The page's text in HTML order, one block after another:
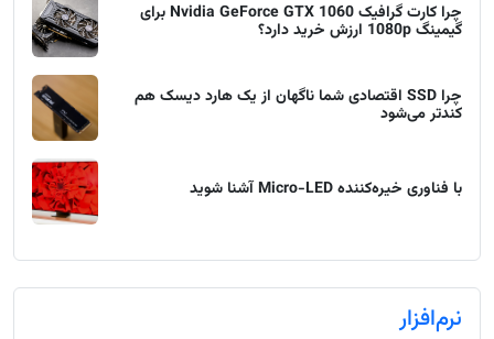
چرا کارت گرافیک Nvidia GeForce GTX 1060 برای
گیمینگ 1080p ارزش خرید دارد؟
چرا SSD اقتصادی شما ناگهان از یک هارد دیسک هم
کندتر می‌شود
با فناوری خیره‌کننده Micro-LED آشنا شوید
نرم‌افزار